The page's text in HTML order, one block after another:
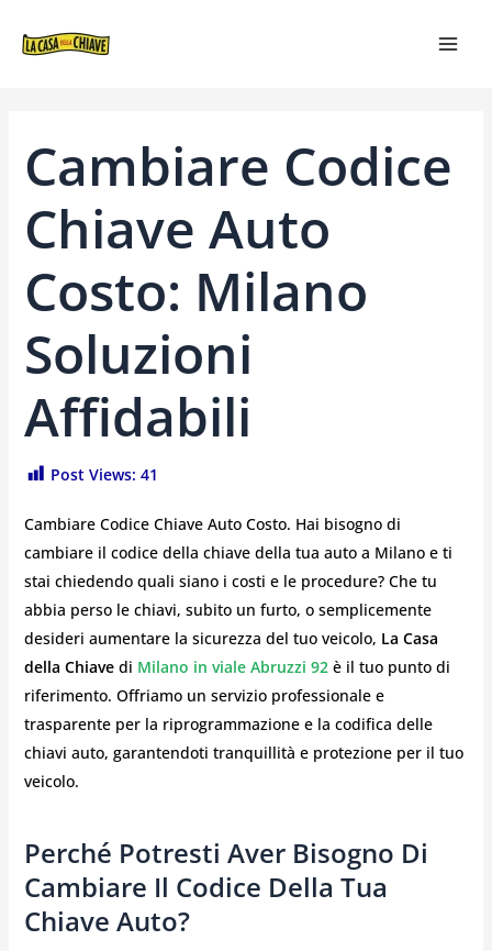
Cambiare Codice
Chiave Auto
Costo: Milano
Soluzioni
Affidabili
Post Views: 41
Cambiare Codice Chiave Auto Costo. Hai bisogno di
cambiare il codice della chiave della tua auto a Milano e ti
stai chiedendo quali siano i costi e le procedure? Che tu
abbia perso le chiavi, subito un furto, o semplicemente
desideri aumentare la sicurezza del tuo veicolo, La Casa
della Chiavedi Milano in viale Abruzzi 92è il tuo punto di
riferimento. Offriamo un servizio professionale e
trasparente per la riprogrammazione e la codifica delle
chiavi auto, garantendoti tranquillità e protezione per il tuo
veicolo.
Perché Potresti Aver Bisogno Di
Cambiare Il Codice Della Tua
Chiave Auto?
ARTICOLI